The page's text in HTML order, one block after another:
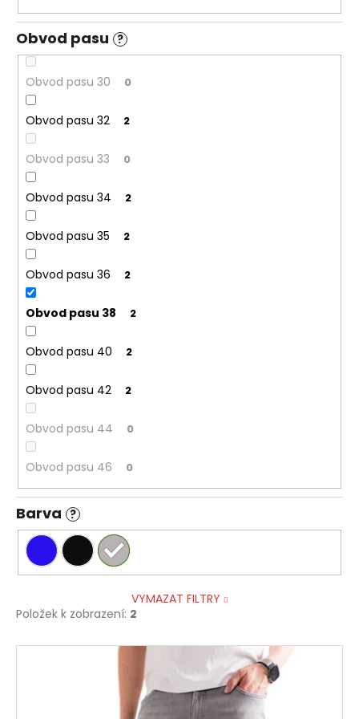
Obvod pasu ?
Obvod pasu 30 0
Obvod pasu 32 2
Obvod pasu 33 0
Obvod pasu 34 2
Obvod pasu 35 2
Obvod pasu 36 2
Obvod pasu 38 2
Obvod pasu 40 2
Obvod pasu 42 2
Obvod pasu 44 0
Obvod pasu 46 0
Barva ?
VYMAZAT FILTRY
Položek k zobrazení: 2
V